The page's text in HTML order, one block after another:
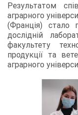
Результатом
аграрного
(Франція) стало
дослідній
факультету
продукції та
аграрного